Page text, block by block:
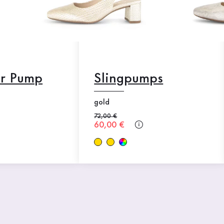
Pump Slingpumps
gold
Alter Preis
72,00 €
Neuer Preis
60,00 €